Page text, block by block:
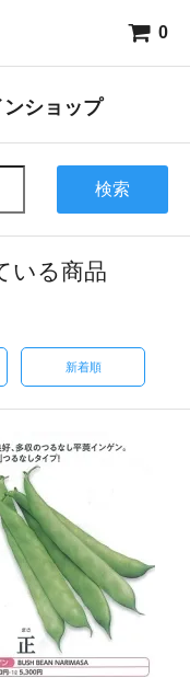
0
ショップ
検索
いる商品
新着順